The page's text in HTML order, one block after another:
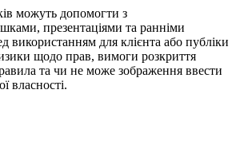
можуть допомогти з
презентаціями та ранніми
використанням для клієнта або публіки
щодо прав, вимоги розкриття
та чи не може зображення ввести
власності.